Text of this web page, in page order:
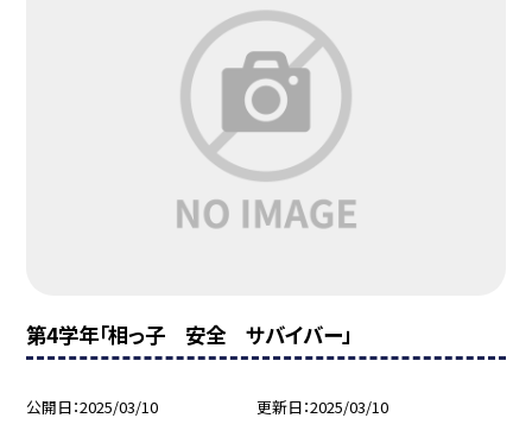
第4学年「相っ子 安全 サバイバー」
公開日 2025/03/10 更新日 2025/03/10